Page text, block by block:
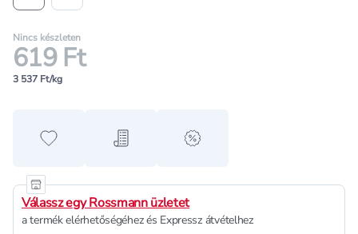
Nincs készleten
619 Ft
3 537 Ft/kg
Hozzáadás a kedvencekhez
Hozzáadás a bevásárló listához
alert when on sale
Válassz egy Rossmann üzletet
a termék elérhetőségéhez és Expressz átvételhez